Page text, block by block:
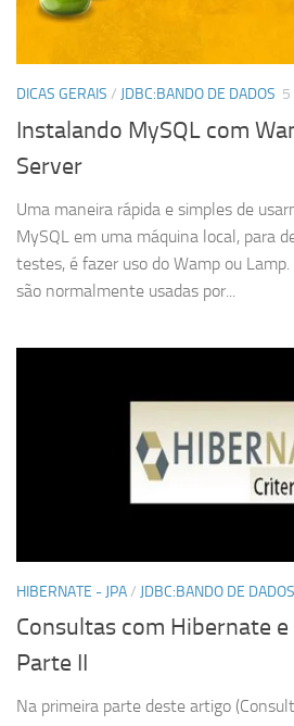
DICAS GERAIS / JDBC:BANDO DE DADOS 5
Instalando MySQL com
Server
Uma maneira rápida e simples de
MySQL em uma máquina local, para
testes, é fazer uso do Wamp ou
são normalmente usadas por...
HIBERNATE - JPA/ JDBC:BANDO DE DADOS
Consultas com Hibernate
Parte II
Na primeira parte deste artigo